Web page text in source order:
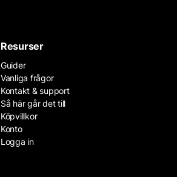
Resurser
Guider
Vanliga frågor
Kontakt & support
Så här går det till
Köpvillkor
Konto
Logga in